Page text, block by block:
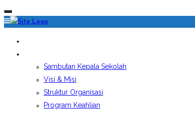
Sambutan Kepala Sekolah
Visi & Misi
Struktur Organisasi
Program Keahlian